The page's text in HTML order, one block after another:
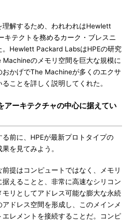
解するため、われわれはHewlett
キテクトを務めるカーク・ブレスニ
。Hewlett Packard LabsはHPEの研究
のメモリ空間を巨大な規模に
かげでThe Machineが多くのエクサ
ことを詳しく説明してくれた。
ーキテクチャの中心に据えてい
前に、HPEが最新プロトタイプの
を見てみよう。
提はコンピュートではなく、メモリ
えることと、非常に高速なシリコン
リとしてアドレス可能な膨大な永続
ドレス空間を形成し、このメインメ
レメントを接続することだ。コンピ